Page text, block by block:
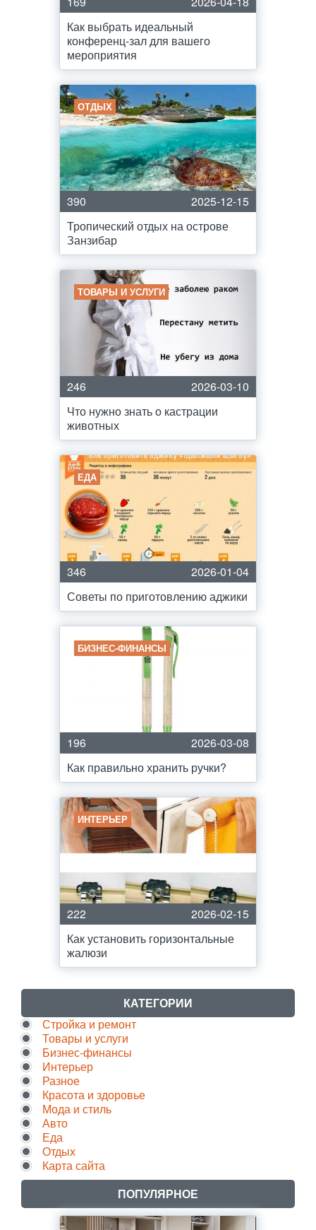
Как выбрать идеальный
конференц-зал для вашего
мероприятия
ОТДЫХ
390
2025-12-15
Тропический отдых на острове
Занзибар
ТОВАРЫ И УСЛУГИ
246
2026-03-10
Что нужно знать о кастрации
животных
ЕДА
346
2026-01-04
Советы по приготовлению аджики
БИЗНЕС-ФИНАНСЫ
196
2026-03-08
Как правильно хранить ручки?
ИНТЕРЬЕР
222
2026-02-15
Как установить горизонтальные
жалюзи
КАТЕГОРИИ
Стройка и ремонт
Товары и услуги
Бизнес-финансы
Интерьер
Разное
Красота и здоровье
Мода и стиль
Авто
Еда
Отдых
Карта сайта
ПОПУЛЯРНОЕ